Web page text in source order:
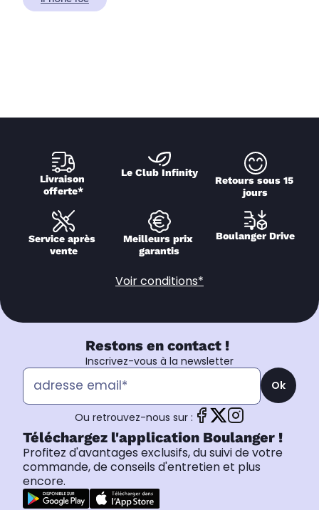
Livraison
offerte*
Le Club Infinity
Retours sous 15
jours
Service après
vente
Meilleurs prix
garantis
Boulanger Drive
Voir conditions*
Restons en contact !
Inscrivez-vous à la newsletter
Ok
Ou retrouvez-nous sur :
Téléchargez l'application Boulanger !
Profitez d'avantages exclusifs, du suivi de votre
commande, de conseils d'entretien et plus
encore.